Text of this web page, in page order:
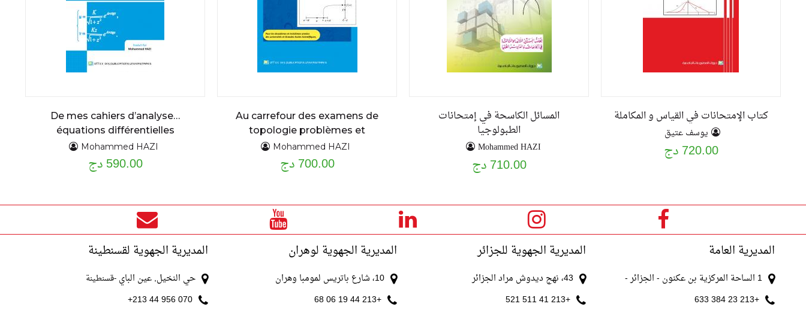
كتاب الإمتحانات في القياس و المكاملة
يوسف عتيق
720.00 دج
المسائل الكاسحة في إمتحانات
الطبولوجيا
Mohammed HAZI
710.00 دج
Au carrefour des examens de
topologie problèmes et
exercices résolus
Mohammed HAZI
700.00 دج
De mes cahiers d’analyse…
équations différentielles
ordinaires du premier et second
ordre : assise théorique et
applications cours détaillé et
Mohammed HAZI
590.00 دج
المديرية العامة
1 الساحة المركزية بن عكنون - الجزائر -
+213 23 384 633
المديرية الجهوية للجزائر
43، نهج ديدوش مراد الجزائر
+213 41 511 521
المديرية الجهوية لوهران
10، شارع باتريس لمومبا وهران
+213 44 19 06 68
المديرية الجهوية لقسنطينة
حي النخيل, عين الباي -قسنطينة
070 956 44 213+